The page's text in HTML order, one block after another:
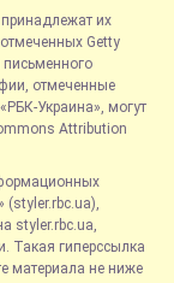
их
Getty
письменного
отмеченные
Украина», могут
Attribution
(styler.rbc.ua),
styler.rbc.ua,
Такая гиперссылка
материала не ниже